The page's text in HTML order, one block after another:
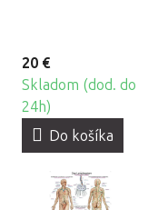
20 €
Skladom (dod. do
24h)
Do košíka